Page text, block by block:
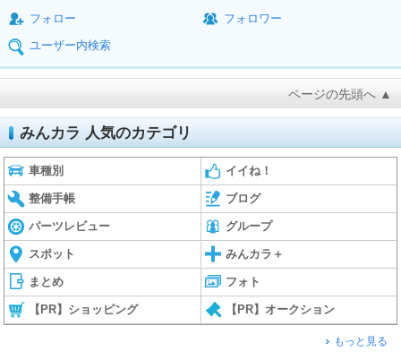
フォロー
フォロワー
ユーザー内検索
ページの先頭へ ▲
みんカラ 人気のカテゴリ
車種別 イイね！
整備手帳 ブログ
パーツレビュー グループ
スポット みんカラ＋
まとめ フォト
【PR】ショッピング 【PR】オークション
もっと見る